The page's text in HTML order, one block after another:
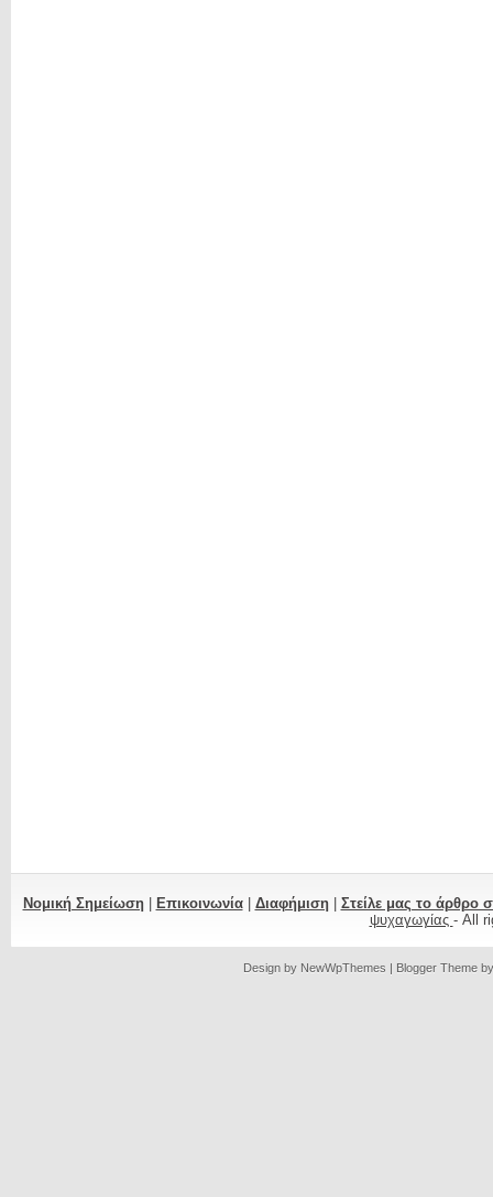
Νομική Σημείωση| Επικοινωνία| Διαφήμιση| Στείλε μας το άρθρο
ψυχαγωγίας - All
Design by NewWpThemes | Blogger Theme